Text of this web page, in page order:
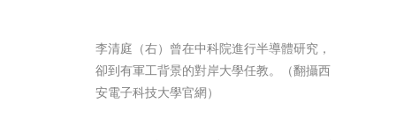
李清庭（右）曾在中科院進行半導體研究，
卻到有軍工背景的對岸大學任教。（翻攝西
安電子科技大學官網）